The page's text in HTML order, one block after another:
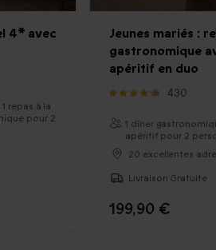
4* avec
repas à la
pour 2
Jeunes mariés :
gastronomique
apéritif en duo
430
1 dîner
apéritif pour 2
20 excellentes
Livraison Gratuite
199,90 €